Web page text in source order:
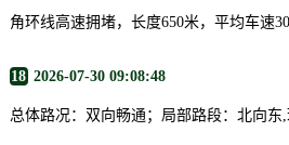
角环线高速拥堵，长度650米，平均车速
18 2026-07-30 09:08:48
总体路况：双向畅通；局部路段：北向东,